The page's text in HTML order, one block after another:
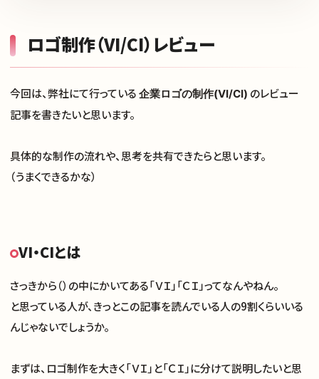
ロゴ制作（VI/CI）レビュー
今回は、弊社にて行っている 企業ロゴの制作(VI/CI) のレビュー
記事を書きたいと思います。
具体的な制作の流れや、思考を共有できたらと思います。
（うまくできるかな）
VI・CIとは
さっきから（）の中にかいてある「ＶＩ」「ＣＩ」ってなんやねん。
と思っている人が、きっとこの記事を読んでいる人の9割くらいいる
んじゃないでしょうか。
まずは、ロゴ制作を大きく「ＶＩ」と「ＣＩ」に分けて説明したいと思